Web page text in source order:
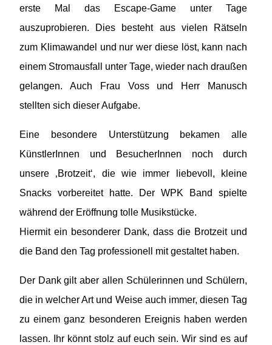
erste Mal das Escape-Game unter Tage
auszuprobieren. Dies besteht aus vielen Rätseln
zum Klimawandel und nur wer diese löst, kann nach
einem Stromausfall unter Tage, wieder nach draußen
gelangen. Auch Frau Voss und Herr Manusch
stellten sich dieser Aufgabe.
Eine besondere Unterstützung bekamen alle
KünstlerInnen und BesucherInnen noch durch
unsere ‚Brotzeit‘, die wie immer liebevoll, kleine
Snacks vorbereitet hatte. Der WPK Band spielte
während der Eröffnung tolle Musikstücke.
Hiermit ein besonderer Dank, dass die Brotzeit und
die Band den Tag professionell mit gestaltet haben.
Der Dank gilt aber allen Schülerinnen und Schülern,
die in welcher Art und Weise auch immer, diesen Tag
zu einem ganz besonderen Ereignis haben werden
lassen. Ihr könnt stolz auf euch sein. Wir sind es auf